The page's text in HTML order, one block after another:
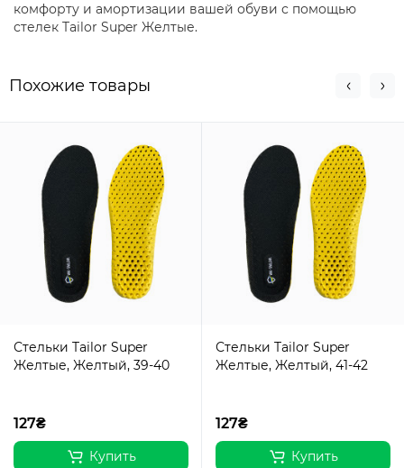
комфорту и амортизации вашей обуви с помощью
стелек Tailor Super Желтые.
Похожие товары
Стельки Tailor Super
Желтые, Желтый, 39-40
127₴
Купить
Стельки Tailor Super
Желтые, Желтый, 41-42
127₴
Купить